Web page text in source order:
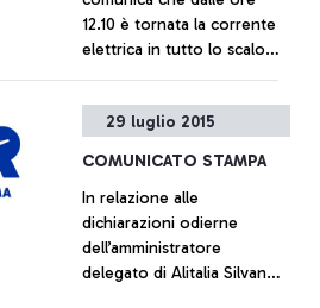
12.10 è tornata la corrente
elettrica in tutto lo scalo
+ Approfondisci
29 luglio 2015
COMUNICATO STAMPA
In relazione alle
dichiarazioni odierne
dell’amministratore
delegato di Alitalia Silvano